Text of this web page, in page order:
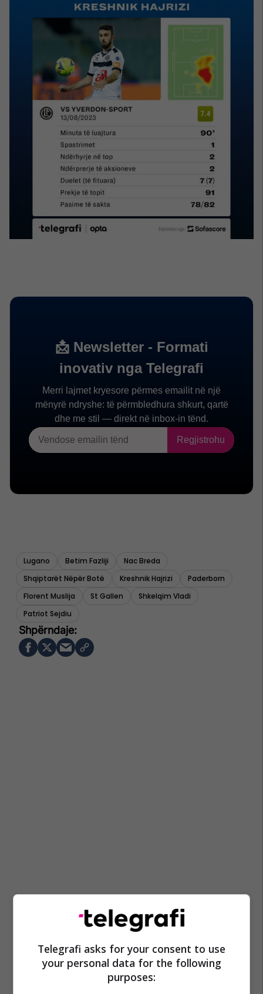
Lugano Betim Fazliji
Nac Breda
Shqiptarët Nëpër Botë
Kreshnik Hajrizi
Paderborn
Florent Muslija
St Gallen
Shkelqim Vladi
Patriot Sejdiu
Telegrafi asks for your consent to use
your personal data for the following
purposes: